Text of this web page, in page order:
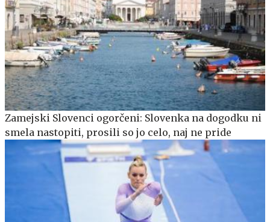
Zamejski Slovenci ogorčeni: Slovenka na dogodku ni
smela nastopiti, prosili so jo celo, naj ne pride